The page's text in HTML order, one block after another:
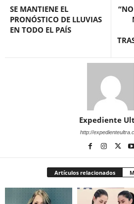
SE MANTIENE EL
PRONÓSTICO DE LLUVIAS
EN TODO EL PAÍS
Expediente
http://
Artículos relacionados